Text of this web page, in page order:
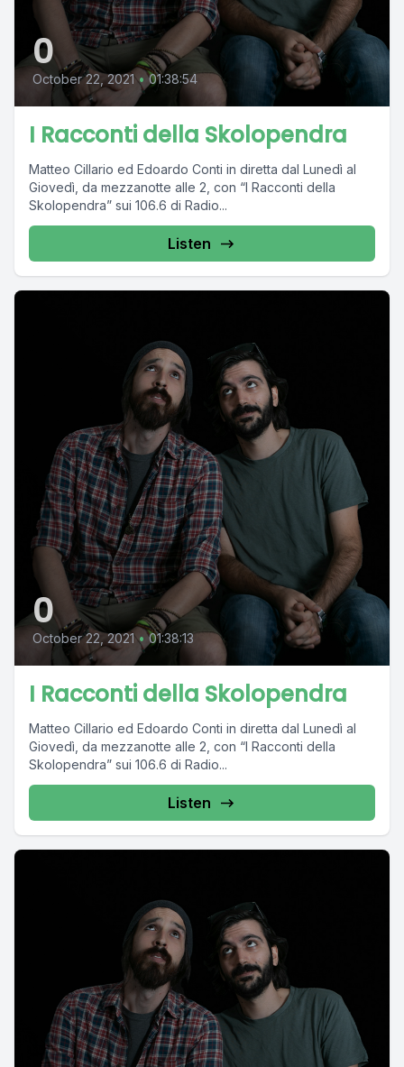
0
October 22, 2021 • 01:38:54
I Racconti della Skolopendra
Matteo Cillario ed Edoardo Conti in diretta dal Lunedì al
Giovedì, da mezzanotte alle 2, con “I Racconti della
Skolopendra” sui 106.6 di Radio...
Listen
0
October 22, 2021 • 01:38:13
I Racconti della Skolopendra
Matteo Cillario ed Edoardo Conti in diretta dal Lunedì al
Giovedì, da mezzanotte alle 2, con “I Racconti della
Skolopendra” sui 106.6 di Radio...
Listen